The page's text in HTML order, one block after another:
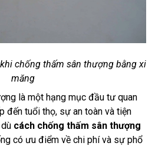
chống thấm sân thượng bằng xi
măng
là một hạng mục đầu tư quan
đến tuổi thọ, sự an toàn và tiện
cách chống thấm sân thượng
có ưu điểm về chi phí và sự phổ